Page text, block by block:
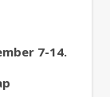
7-14.